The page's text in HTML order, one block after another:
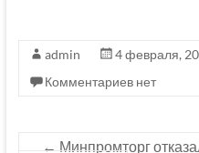
admin 4 февраля,
Комментариев нет
← Минпромторг